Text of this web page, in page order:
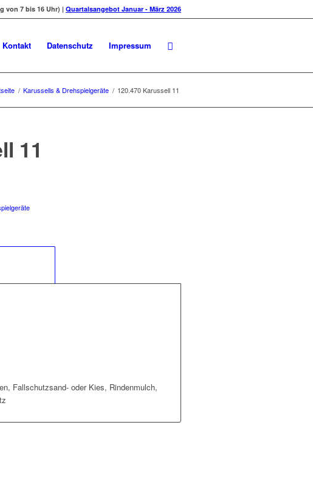
von 7 bis 16 Uhr) | Quartalsangebot Januar - März 2026
Kontakt Datenschutz Impressum
/ Karussells & Drehspielgeräte / 120.470 Karussell 11
11
Fallschutzsand- oder Kies, Rindenmulch,